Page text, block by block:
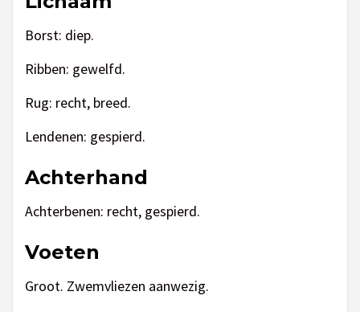
Borst: diep.
Ribben: gewelfd.
Rug: recht, breed.
Lendenen: gespierd.
Achterhand
Achterbenen: recht, gespierd.
Voeten
Groot. Zwemvliezen aanwezig.